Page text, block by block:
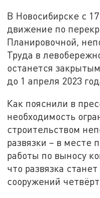
В Новосибирске с
движение по
Планировочной,
Труда в
останется
до 1 апреля 2023
Как пояснили в
необходимость
строительством
развязки – в месте
работы по выносу
что развязка
сооружений